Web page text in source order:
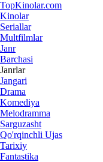
TopKinolar.com
Kinolar
Seriallar
Multfilmlar
Janr
Barchasi
Janrlar
Jangari
Drama
Komediya
Melodramma
Sarguzasht
Qo'rqinchli Ujas
Tarixiy
Fantastika